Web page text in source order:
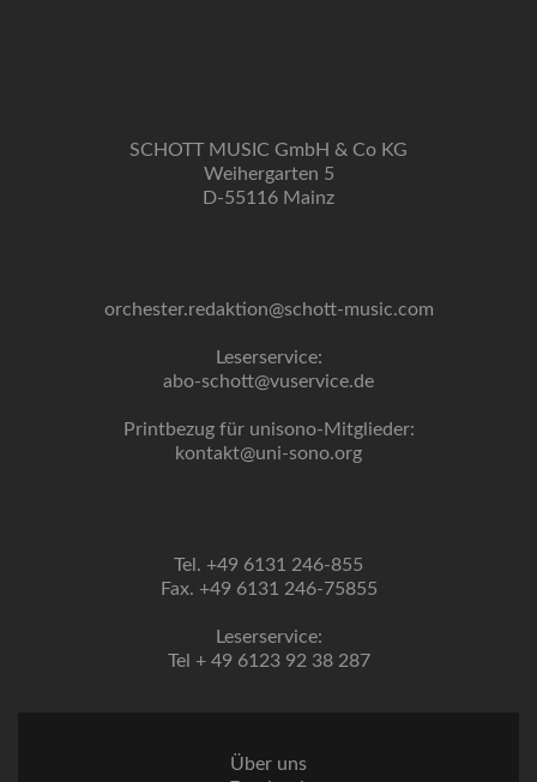
SCHOTT MUSIC GmbH & Co KG
Weihergarten 5
D-55116 Mainz
orchester.redaktion@schott-music.com
Leserservice:
abo-schott@vuservice.de
Printbezug für unisono-Mitglieder:
kontakt@uni-sono.org
Tel. +49 6131 246-855
Fax. +49 6131 246-75855
Leserservice:
Tel + 49 6123 92 38 287
Über uns